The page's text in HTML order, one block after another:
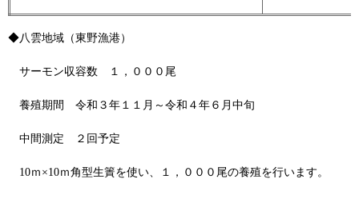
◆八雲地域（東野漁港）
サーモン収容数 １，０００尾
養殖期間 令和３年１１月～令和４年６月中旬
中間測定 ２回予定
10ｍ×10ｍ角型生簀を使い、１，０００尾の養殖を行います。